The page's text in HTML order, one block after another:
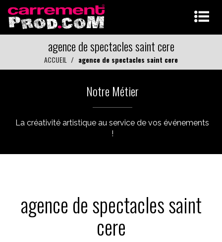
agence de spectacles saint cere
ACCUEIL agence de spectacles saint cere
Notre Métier
La créativité artistique au service de vos événements
!
agence de spectacles saint
cere